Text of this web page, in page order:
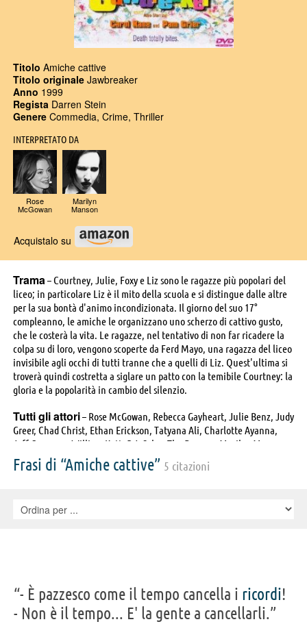
Titolo Amiche cattive
Titolo originale Jawbreaker
Anno 1999
Regista Darren Stein
Genere Commedia, Crime, Thriller
INTERPRETATO DA
Rose
McGowan
Marilyn
Manson
Acquistalo su
Trama– Courtney, Julie, Foxy e Liz sono le ragazze più popolari del
liceo; in particolare Liz è il mito della scuola e si distingue dalle altre
per la sua bontà d'animo incondizionata. Il giorno del suo 17°
compleanno, le amiche le organizzano uno scherzo di cattivo gusto,
che le costerà la vita. Le ragazze, nel tentativo di non far ricadere la
colpa su di loro, vengono scoperte da Ferd Mayo, una ragazza del liceo
invisibile agli occhi di tutti tranne che a quelli di Liz. Quest'ultima si
troverà quindi costretta a siglare un patto con la temibile Courtney: la
gloria e la popolarità in cambio del silenzio.
Tutti gli attori– Rose McGowan, Rebecca Gayheart, Julie Benz, Judy
Greer, Chad Christ, Ethan Erickson, Tatyana Ali, Charlotte Ayanna,
Jeff Conaway, William Katt, P.J. Soles, The Donnas, Marilyn Manson,
Carol Kane, Pam Grier, , Sophia Abu Jamra, Alexandra Adi, Joni Allen,
Brett Anderson, Marita Black, Billy Butler, Torry Castellano, Claudine
Rick Lindland, Sandy Martin, Tommy McKay, Michael McLafferty,
Frasi di “Amiche cattive” 5 citazioni
“- È pazzesco come il tempo cancella i ricordi!
- Non è il tempo... E' la gente a cancellarli.”